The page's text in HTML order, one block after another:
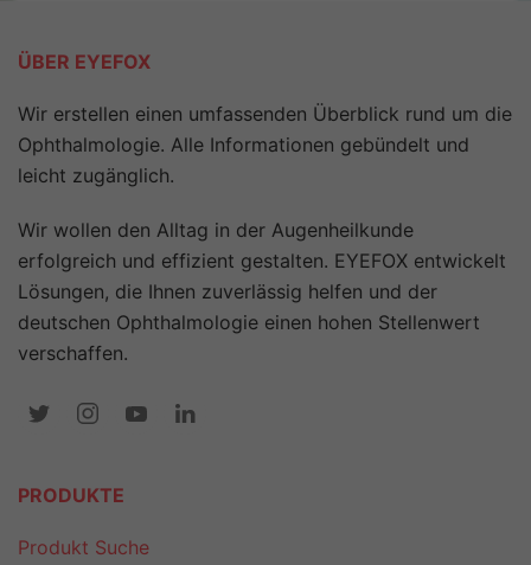
ÜBER EYEFOX
Wir erstellen einen umfassenden Überblick rund um die
Ophthalmologie. Alle Informationen gebündelt und
leicht zugänglich.
Wir wollen den Alltag in der Augenheilkunde
erfolgreich und effizient gestalten. EYEFOX entwickelt
Lösungen, die Ihnen zuverlässig helfen und der
deutschen Ophthalmologie einen hohen Stellenwert
verschaffen.
PRODUKTE
Produkt Suche